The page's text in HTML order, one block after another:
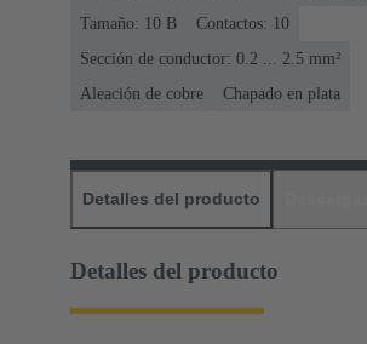
Tamaño: 10 B
Contactos: 10
Sección de conductor: 0.2 ... 2.5 mm²
Aleación de cobre
Chapado en plata
Detalles del producto
Detalles del producto